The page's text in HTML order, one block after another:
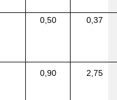
0,50 0,37
0,90 2,75